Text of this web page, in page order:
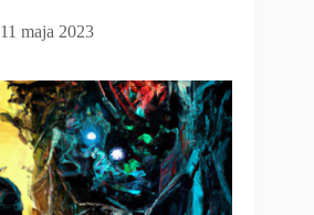
11 maja 2023